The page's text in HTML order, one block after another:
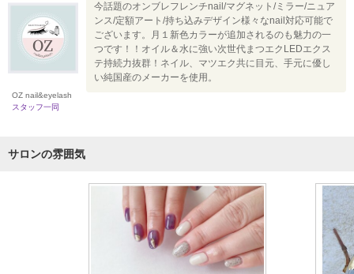
OZ nail&eyelash
スタッフ一同
今話題のオンブレフレンチnail/マグネット/ミラー/ニュア
ンス/定額アート/持ち込みデザイン様々なnail対応可能で
ございます。月１新色カラーが追加されるのも魅力の一
つです！！オイル＆水に強い次世代まつエクLEDエクス
テ持続力抜群！ネイル、マツエク共に目元、手元に優し
い純国産のメーカーを使用。
サロンの雰囲気